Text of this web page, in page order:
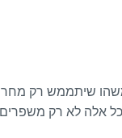
שיתממש רק
אלה לא רק